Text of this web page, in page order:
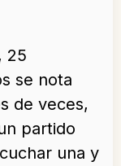
25
se nota
de veces,
partido
una y